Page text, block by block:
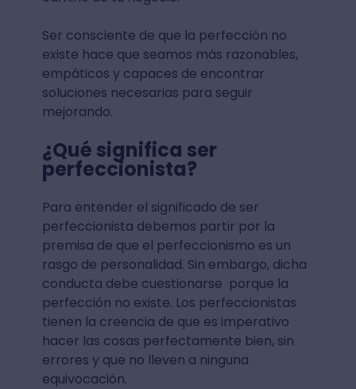
Ser consciente de que la perfección no
existe hace que seamos más razonables,
empáticos y capaces de encontrar
soluciones necesarias para seguir
mejorando.
¿Qué significa ser
perfeccionista?
Para entender el significado de ser
perfeccionista debemos partir por la
premisa de que el perfeccionismo es un
rasgo de personalidad. Sin embargo, dicha
conducta debe cuestionarse porque la
perfección no existe. Los perfeccionistas
tienen la creencia de que es imperativo
hacer las cosas perfectamente bien, sin
errores y que no lleven a ninguna
equivocación.